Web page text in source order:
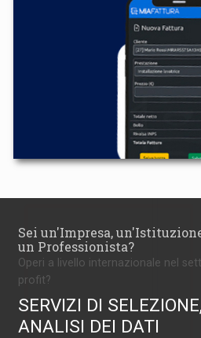
Sei un'Impresa,
un Professionista?
Operi a livello internazionale nel
profit?
SERVIZI DI
ANALISI DEI DATI